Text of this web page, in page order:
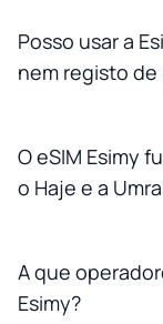
Posso usar a
nem registo
O eSIM Esimy
o Haje e a
A que
Esimy?